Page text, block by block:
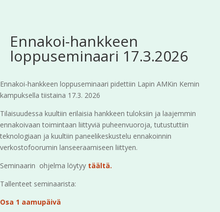
Ennakoi-hankkeen
loppuseminaari 17.3.2026
Ennakoi-hankkeen loppuseminaari pidettiin Lapin AMKin Kemin
kampuksella tiistaina 17.3. 2026
Tilaisuudessa kuultiin erilaisia hankkeen tuloksiin ja laajemmin
ennakoivaan toimintaan liittyviä puheenvuoroja, tutustuttiin
teknologiaan ja kuultiin paneelikeskustelu ennakoinnin
verkostofoorumin lanseeraamiseen liittyen.
Seminaarin ohjelma löytyy täältä.
Tallenteet seminaarista:
Osa 1 aamupäivä